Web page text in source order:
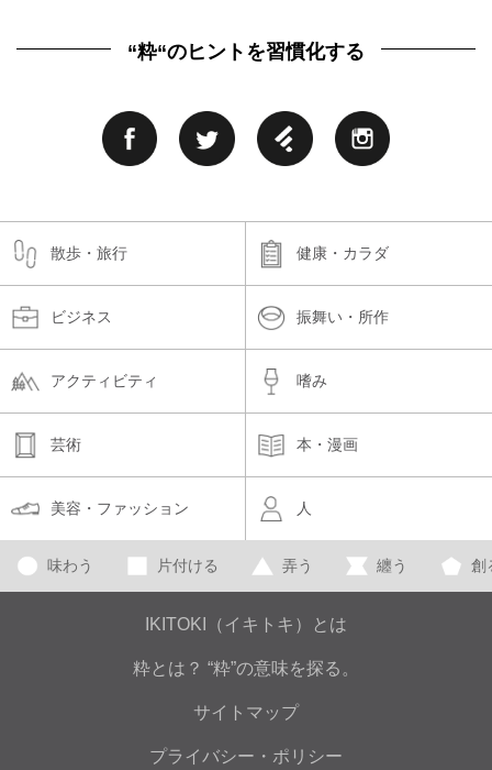
“粋“のヒントを習慣化する
散歩・旅行 健康・カラダ
ビジネス 振舞い・所作
アクティビティ 嗜み
芸術 本・漫画
美容・ファッション 人
味わう 片付ける 弄う 纏う 創
IKITOKI（イキトキ）とは
粋とは？ “粋”の意味を探る。
サイトマップ
プライバシー・ポリシー